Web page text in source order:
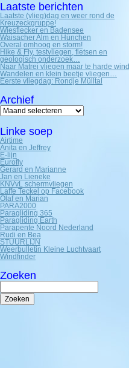
Laatste berichten
Laatste (vlieg)dag en weer rond de
Kreuzeckgruppe!
Wiesflecker en Badensee
Waisacher Alm en Hünchen
Overal omhoog en storm!
Hike & Fly, testvliegen, fietsen en
geologisch onderzoek…
Naar Matrei vliegen maar te harde wind
Wandelen en klein beetje vliegen…
Eerste vliegdag: Rondje Mülltal
Archief
Archief
Linke soep
Airtime
Anita en Jeffrey
E-lijn
Eurofly
Gerard en Marianne
Jan en Lieneke
KNVvL schermvliegen
Laffe Teckel op Facebook
Olaf en Marian
PARA2000
Paragliding 365
Paragliding Earth
Parapente Noord Nederland
Rudi en Bea
STUURLIJN
Weerbulletin Kleine Luchtvaart
Windfinder
Zoeken
Zoeken
naar: